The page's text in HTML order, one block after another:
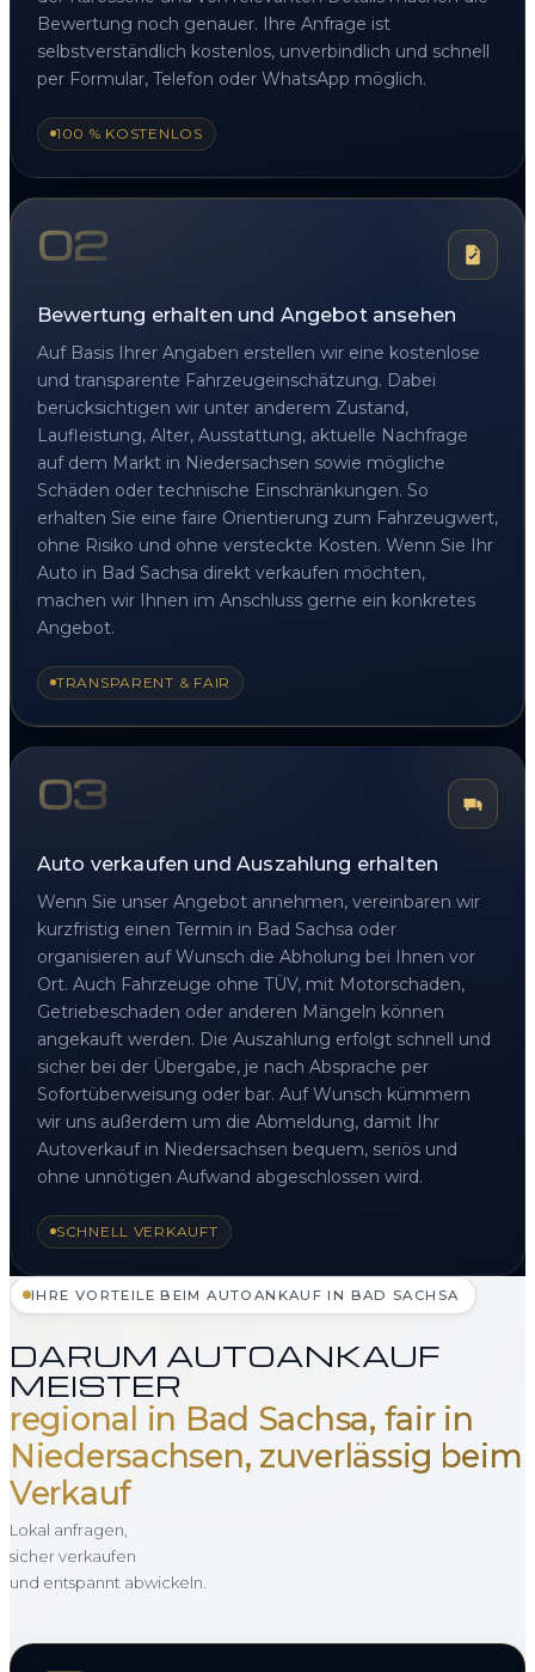
Bewertung noch genauer. Ihre Anfrage ist
selbstverständlich kostenlos, unverbindlich und schnell
per Formular, Telefon oder WhatsApp möglich.
100 % KOSTENLOS
02
Bewertung erhalten und Angebot ansehen
Auf Basis Ihrer Angaben erstellen wir eine kostenlose
und transparente Fahrzeugeinschätzung. Dabei
berücksichtigen wir unter anderem Zustand,
Laufleistung, Alter, Ausstattung, aktuelle Nachfrage
auf dem Markt in Niedersachsen sowie mögliche
Schäden oder technische Einschränkungen. So
erhalten Sie eine faire Orientierung zum Fahrzeugwert,
ohne Risiko und ohne versteckte Kosten. Wenn Sie Ihr
Auto in Bad Sachsa direkt verkaufen möchten,
machen wir Ihnen im Anschluss gerne ein konkretes
Angebot.
TRANSPARENT & FAIR
03
Auto verkaufen und Auszahlung erhalten
Wenn Sie unser Angebot annehmen, vereinbaren wir
kurzfristig einen Termin in Bad Sachsa oder
organisieren auf Wunsch die Abholung bei Ihnen vor
Ort. Auch Fahrzeuge ohne TÜV, mit Motorschaden,
Getriebeschaden oder anderen Mängeln können
angekauft werden. Die Auszahlung erfolgt schnell und
sicher bei der Übergabe, je nach Absprache per
Sofortüberweisung oder bar. Auf Wunsch kümmern
wir uns außerdem um die Abmeldung, damit Ihr
Autoverkauf in Niedersachsen bequem, seriös und
ohne unnötigen Aufwand abgeschlossen wird.
SCHNELL VERKAUFT
IHRE VORTEILE BEIM AUTOANKAUF IN BAD SACHSA
DARUM AUTOANKAUF
MEISTER
regional in Bad Sachsa, fair in
Niedersachsen, zuverlässig beim
Verkauf
Lokal anfragen,
sicher verkaufen
und entspannt abwickeln.